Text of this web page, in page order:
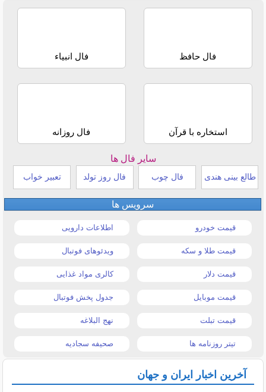
فال حافظ فال انبیاء
استخاره با قرآن فال روزانه
سایر فال ها
طالع بینی هندی فال چوب فال روز تولد تعبیر خواب
سرویس ها
قیمت خودرو اطلاعات دارویی
قیمت طلا و سکه ویدئوهای فوتبال
قیمت دلار کالری مواد غذایی
قیمت موبایل جدول پخش فوتبال
قیمت تبلت نهج البلاغه
تیتر روزنامه ها صحیفه سجادیه
آخرین اخبار ایران و جهان